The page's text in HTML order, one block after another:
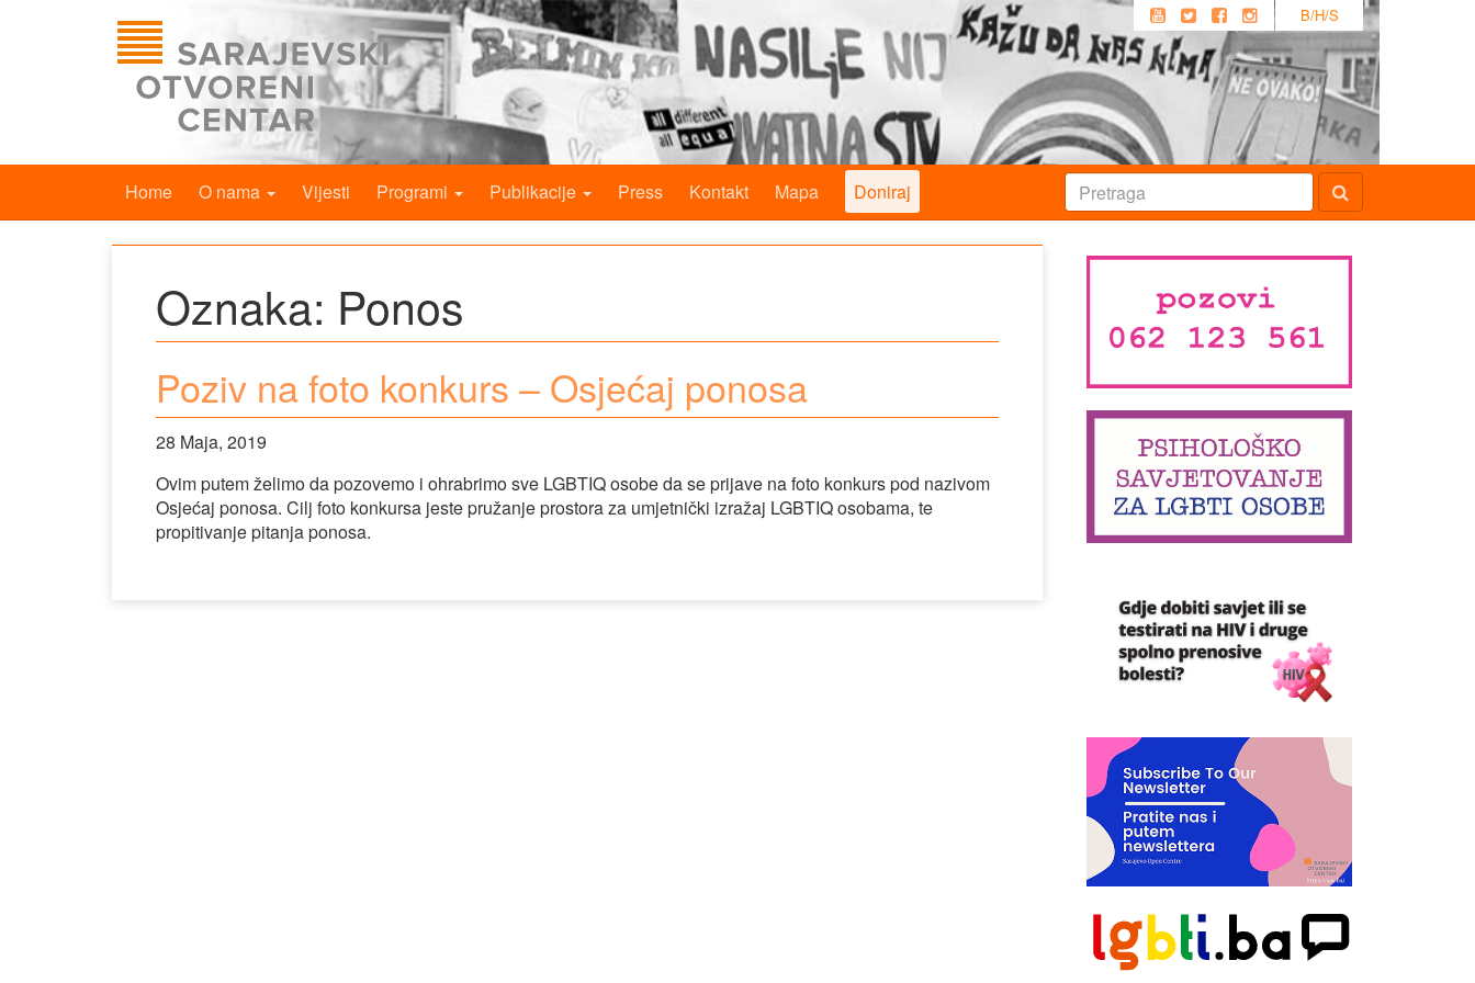
B/H/S
Home O nama Vijesti Programi Publikacije Press Kontakt Mapa Doniraj
Oznaka: Ponos
Poziv na foto konkurs – Osjećaj ponosa
28 Maja, 2019
Ovim putem želimo da pozovemo i ohrabrimo sve LGBTIQ osobe da se prijave na foto konkurs pod nazivom
Osjećaj ponosa. Cilj foto konkursa jeste pružanje prostora za umjetnički izražaj LGBTIQ osobama, te
propitivanje pitanja ponosa.